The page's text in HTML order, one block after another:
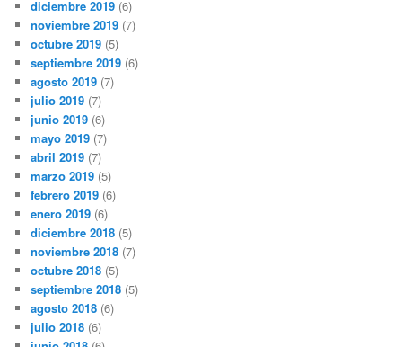
diciembre 2019 (6)
noviembre 2019 (7)
octubre 2019 (5)
septiembre 2019 (6)
agosto 2019 (7)
julio 2019 (7)
junio 2019 (6)
mayo 2019 (7)
abril 2019 (7)
marzo 2019 (5)
febrero 2019 (6)
enero 2019 (6)
diciembre 2018 (5)
noviembre 2018 (7)
octubre 2018 (5)
septiembre 2018 (5)
agosto 2018 (6)
julio 2018 (6)